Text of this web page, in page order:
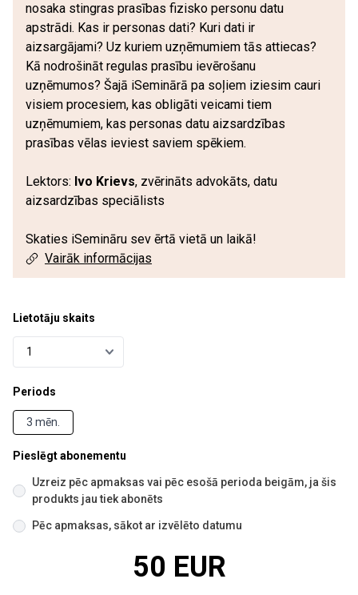
nosaka stingras prasības fizisko personu datu
apstrādi. Kas ir personas dati? Kuri dati ir
aizsargājami? Uz kuriem uzņēmumiem tās attiecas?
Kā nodrošināt regulas prasību ievērošanu
uzņēmumos? Šajā iSeminārā pa soļiem iziesim cauri
visiem procesiem, kas obligāti veicami tiem
uzņēmumiem, kas personas datu aizsardzības
prasības vēlas ieviest saviem spēkiem.
Lektors: Ivo Krievs, zvērināts advokāts, datu
aizsardzības speciālists
Skaties iSemināru sev ērtā vietā un laikā!
Vairāk informācijas
Lietotāju skaits
Periods
3 mēn.
Pieslēgt abonementu
Uzreiz pēc apmaksas vai pēc esošā perioda beigām, ja šis
produkts jau tiek abonēts
Pēc apmaksas, sākot ar izvēlēto datumu
50 EUR